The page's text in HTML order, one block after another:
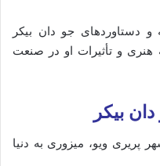
و دستاوردهای جو دان بیکر
هنری و تأثیرات او در صنعت
بیکر
پریری ویو، میزوری به دنیا